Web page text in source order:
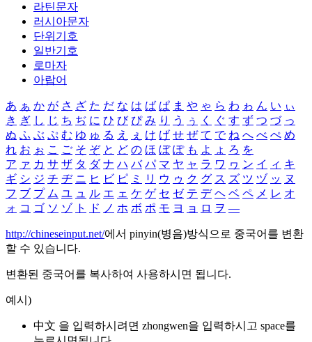
라틴문자
러시아문자
단위기호
일반기호
로마자
아랍어
あ ぁ か が さ ざ た だ な は ば ぱ ま や ゃ ら わ ゎ ん い ぃ
き ぎ し じ ち ぢ に ひ び ぴ み り う ぅ く ぐ す ず つ づ っ
ぬ ふ ぶ ぷ む ゆ ゅ る え ぇ け げ せ ぜ て で ね へ べ ぺ め
れ お ぉ こ ご そ ぞ と ど の ほ ぼ ぽ も よ ょ ろ を
ア ァ カ サ ザ タ ダ ナ ハ バ パ マ ヤ ャ ラ ワ ヮ ン イ ィ キ
ギ シ ジ チ ヂ ニ ヒ ビ ピ ミ リ ウ ゥ ク グ ス ズ ツ ヅ ッ ヌ
フ ブ プ ム ユ ュ ル エ ェ ケ ゲ セ ゼ テ デ ヘ ベ ペ メ レ オ
ォ コ ゴ ソ ゾ ト ド ノ ホ ボ ポ モ ヨ ョ ロ ヲ ―
http://chineseinput.net/에서 pinyin(병음)방식으로 중국어를 변환
할 수 있습니다.
변환된 중국어를 복사하여 사용하시면 됩니다.
예시)
中文 을 입력하시려면 zhongwen을 입력하시고 space를